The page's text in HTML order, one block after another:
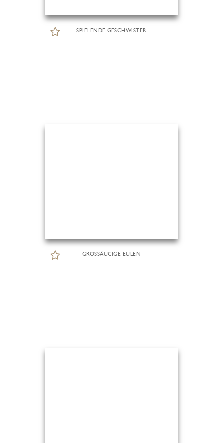
SPIELENDE GESCHWISTER
GROSSÄUGIGE EULEN